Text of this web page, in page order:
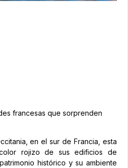
francesas que sorprenden
en el sur de Francia, esta
rojizo de sus edificios de
histórico y su ambiente